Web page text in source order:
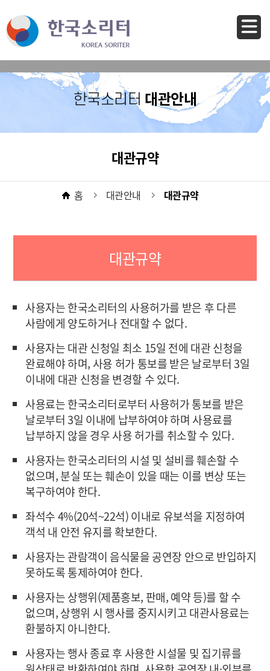
한국소리터 대관안내
대관규약
홈 대관안내 대관규약
대관규약
사용자는 한국소리터의 사용허가를 받은 후 다른
사람에게 양도하거나 전대할 수 없다.
사용자는 대관 신청일 최소 15일 전에 대관 신청을
완료해야 하며, 사용 허가 통보를 받은 날로부터 3일
이내에 대관 신청을 변경할 수 있다.
사용료는 한국소리터로부터 사용허가 통보를 받은
날로부터 3일 이내에 납부하여야 하며 사용료를
납부하지 않을 경우 사용 허가를 취소할 수 있다.
사용자는 한국소리터의 시설 및 설비를 훼손할 수
없으며, 분실 또는 훼손이 있을 때는 이를 변상 또는
복구하여야 한다.
좌석수 4%(20석~22석) 이내로 유보석을 지정하여
객석 내 안전 유지를 확보한다.
사용자는 관람객이 음식물을 공연장 안으로 반입하지
못하도록 통제하여야 한다.
사용자는 상행위(제품홍보, 판매, 예약 등)를 할 수
없으며, 상행위 시 행사를 중지시키고 대관사용료는
환불하지 아니한다.
사용자는 행사 종료 후 사용한 시설물 및 집기류를